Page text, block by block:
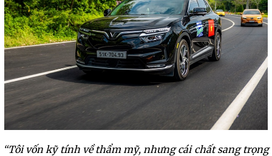
“Tôi vốn kỹ tính về thẩm mỹ, nhưng cái chất sang trọng